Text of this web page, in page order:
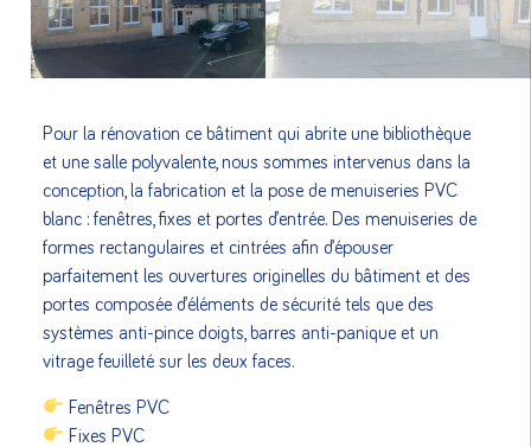
Pour la rénovation ce bâtiment qui abrite une bibliothèque
et une salle polyvalente, nous sommes intervenus dans la
conception, la fabrication et la pose de menuiseries PVC
blanc : fenêtres, fixes et portes d’entrée. Des menuiseries de
formes rectangulaires et cintrées afin d’épouser
parfaitement les ouvertures originelles du bâtiment et des
portes composée d’éléments de sécurité tels que des
systèmes anti-pince doigts, barres anti-panique et un
vitrage feuilleté sur les deux faces.
Fenêtres PVC
Fixes PVC